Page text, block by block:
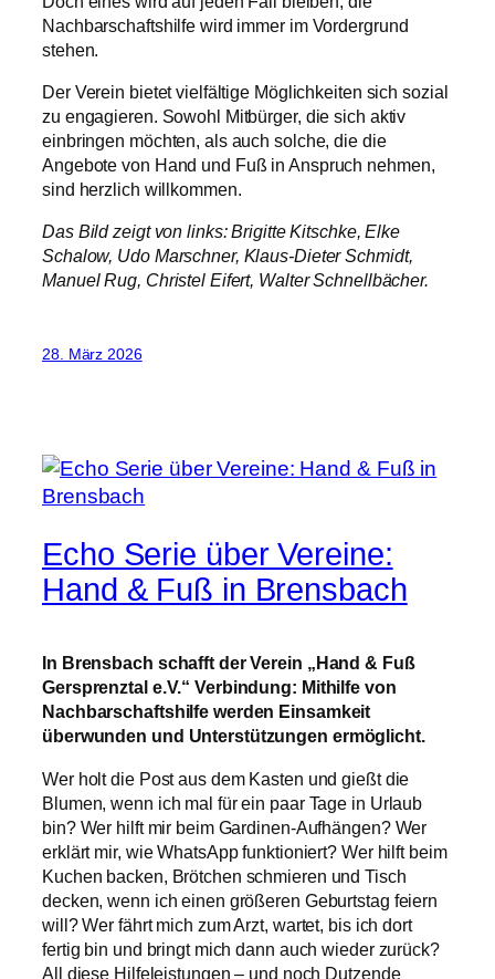
Nachbarschaftshilfe wird immer im Vordergrund
stehen.
Der Verein bietet vielfältige Möglichkeiten sich sozial
zu engagieren. Sowohl Mitbürger, die sich aktiv
einbringen möchten, als auch solche, die die
Angebote von Hand und Fuß in Anspruch nehmen,
sind herzlich willkommen.
Das Bild zeigt von links: Brigitte Kitschke, Elke
Schalow, Udo Marschner, Klaus-Dieter Schmidt,
Manuel Rug, Christel Eifert, Walter Schnellbächer.
28. März 2026
Echo Serie über Vereine:
Hand & Fuß in Brensbach
In Brensbach schafft der Verein „Hand & Fuß
Gersprenztal e.V.“ Verbindung: Mithilfe von
Nachbarschaftshilfe werden Einsamkeit
überwunden und Unterstützungen ermöglicht.
Wer holt die Post aus dem Kasten und gießt die
Blumen, wenn ich mal für ein paar Tage in Urlaub
bin? Wer hilft mir beim Gardinen-Aufhängen? Wer
erklärt mir, wie WhatsApp funktioniert? Wer hilft beim
Kuchen backen, Brötchen schmieren und Tisch
decken, wenn ich einen größeren Geburtstag feiern
will? Wer fährt mich zum Arzt, wartet, bis ich dort
fertig bin und bringt mich dann auch wieder zurück?
All diese Hilfeleistungen – und noch Dutzende